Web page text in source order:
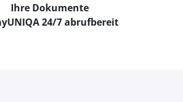
Ihre Dokumente
24/7 abrufbereit